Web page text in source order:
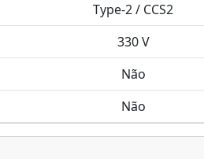
Type-2 / CCS2
330 V
Não
Não